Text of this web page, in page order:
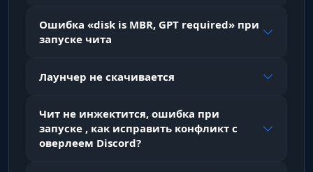
Ошибка «disk is MBR, GPT required» при
запуске чита
Лаунчер не скачивается
Чит не инжектится, ошибка при
запуске , как исправить конфликт с
оверлеем Discord?